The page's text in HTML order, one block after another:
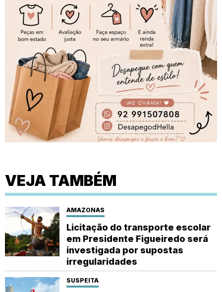
VEJA TAMBÉM
AMAZONAS
Licitação do transporte escolar
em Presidente Figueiredo será
investigada por supostas
irregularidades
SUSPEITA